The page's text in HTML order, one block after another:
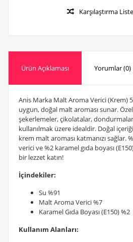
Karşılaştırma
Ürün Açıklaması Yorumlar (0)
Anis Marka Malt Aroma Verici (Krem)
uygun, doğal malt aroması sunar.
şekerlemeler, çikolatalar,
kullanılmak üzere idealdir. Doğal
krem malt aroması katmanızı sağlar.
verici ve %2 karamel gıda boyası
bir lezzet katın!
İçindekiler:
Su %91
Malt Aroma Verici %7
Karamel Gıda Boyası (E150) %2
Kullanım Alanları: